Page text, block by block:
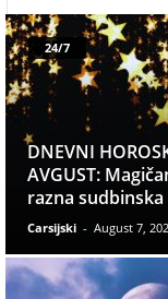
24/7
DNEVNI
AVGUST:
razna
Carsijski - August 7,